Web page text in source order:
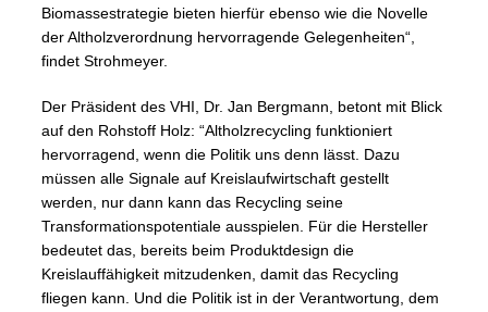
Biomassestrategie bieten hierfür ebenso wie die Novelle
der Altholzverordnung hervorragende Gelegenheiten“,
findet Strohmeyer.
Der Präsident des VHI, Dr. Jan Bergmann, betont mit Blick
auf den Rohstoff Holz: “Altholzrecycling funktioniert
hervorragend, wenn die Politik uns denn lässt. Dazu
müssen alle Signale auf Kreislaufwirtschaft gestellt
werden, nur dann kann das Recycling seine
Transformationspotentiale ausspielen. Für die Hersteller
bedeutet das, bereits beim Produktdesign die
Kreislauffähigkeit mitzudenken, damit das Recycling
fliegen kann. Und die Politik ist in der Verantwortung, dem